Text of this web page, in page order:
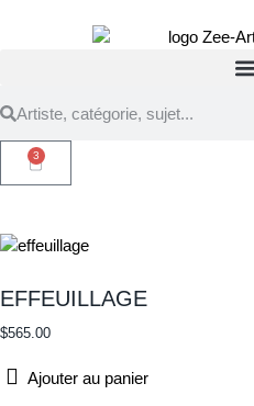
3
EFFEUILLAGE
$565.00
Ajouter au panier